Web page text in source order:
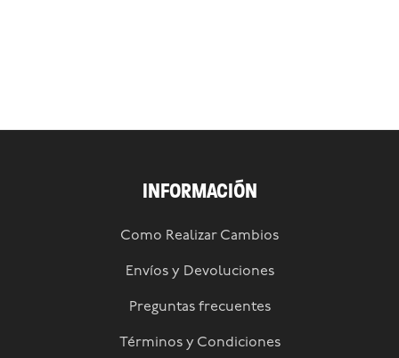
INFORMACIÓN
Como Realizar Cambios
Envíos y Devoluciones
Preguntas frecuentes
Términos y Condiciones